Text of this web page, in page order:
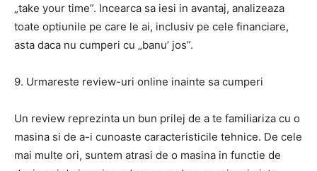
„take your time”. Incearca sa iesi in avantaj, analizeaza
toate optiunile pe care le ai, inclusiv pe cele financiare,
asta daca nu cumperi cu „banu’ jos”.
9. Urmareste review-uri online inainte sa cumperi
Un review reprezinta un bun prilej de a te familiariza cu o
masina si de a-i cunoaste caracteristicile tehnice. De cele
mai multe ori, suntem atrasi de o masina in functie de